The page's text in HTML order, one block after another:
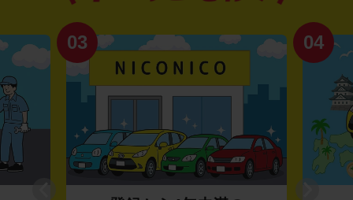
03 04